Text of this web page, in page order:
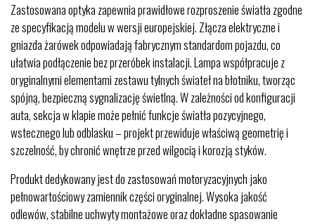
Zastosowana optyka zapewnia prawidłowe rozproszenie światła zgodne
ze specyfikacją modelu w wersji europejskiej. Złącza elektryczne i
gniazda żarówek odpowiadają fabrycznym standardom pojazdu, co
ułatwia podłączenie bez przeróbek instalacji. Lampa współpracuje z
oryginalnymi elementami zestawu tylnych świateł na błotniku, tworząc
spójną, bezpieczną sygnalizację świetlną. W zależności od konfiguracji
auta, sekcja w klapie może pełnić funkcje światła pozycyjnego,
wstecznego lub odblasku – projekt przewiduje właściwą geometrię i
szczelność, by chronić wnętrze przed wilgocią i korozją styków.
Produkt dedykowany jest do zastosowań motoryzacyjnych jako
pełnowartościowy zamiennik części oryginalnej. Wysoka jakość
odlewów, stabilne uchwyty montażowe oraz dokładne spasowanie